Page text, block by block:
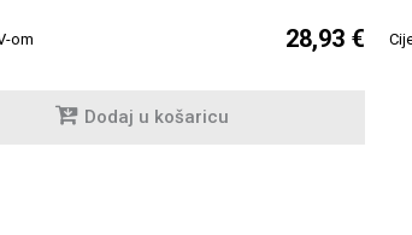
om 28,93 €
Dodaj u košaricu